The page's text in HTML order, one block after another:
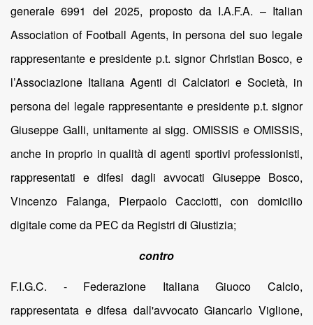
generale 6991 del 2025, proposto da I.A.F.A. – Italian
Association of Football Agents, in persona del suo legale
rappresentante e presidente p.t. signor Christian Bosco, e
l’Associazione Italiana Agenti di Calciatori e Società, in
persona del legale rappresentante e presidente p.t. signor
Giuseppe Galli, unitamente ai sigg. OMISSIS e OMISSIS,
anche in proprio in qualità di agenti sportivi professionisti,
rappresentati e difesi dagli avvocati Giuseppe Bosco,
Vincenzo Falanga, Pierpaolo Cacciotti, con domicilio
digitale come da PEC da Registri di Giustizia;
contro
F.I.G.C. - Federazione Italiana Giuoco Calcio,
rappresentata e difesa dall'avvocato Giancarlo Viglione,